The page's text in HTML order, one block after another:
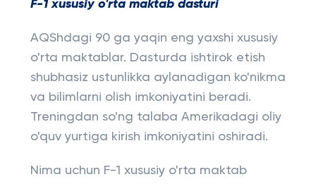
F-1 xususiy o'rta maktab dasturi
AQShdagi 90 ga yaqin eng yaxshi xususiy
o'rta maktablar. Dasturda ishtirok etish
shubhasiz ustunlikka aylanadigan ko'nikma
va bilimlarni olish imkoniyatini beradi.
Treningdan so'ng talaba Amerikadagi oliy
o'quv yurtiga kirish imkoniyatini oshiradi.
Nima uchun F-1 xususiy o'rta maktab